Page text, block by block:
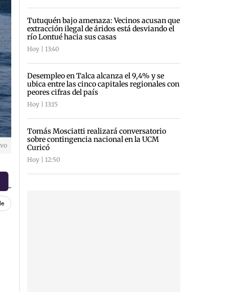
Tutuquén bajo amenaza: Vecinos acusan que
extracción ilegal de áridos está desviando el
río Lontué hacia sus casas
Hoy | 13:40
Desempleo en Talca alcanza el 9,4% y se
ubica entre las cinco capitales regionales con
peores cifras del país
Hoy | 13:15
Tomás Mosciatti realizará conversatorio
sobre contingencia nacional en la UCM
Curicó
Hoy | 12:50